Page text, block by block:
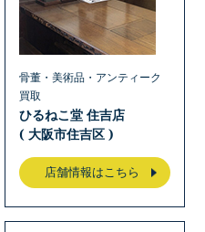
骨董・美術品・アンティーク
買取
ひるねこ堂 住吉店
( 大阪市住吉区 )
店舗情報はこちら